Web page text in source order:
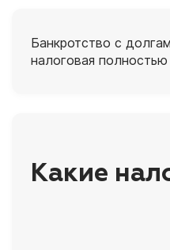
Банкротство с
налоговая
Какие